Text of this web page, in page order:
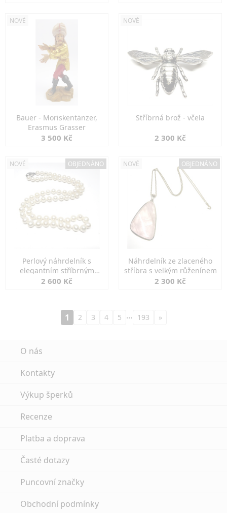
NOVÉ
Bauer - Moriskentänzer,
Erasmus Grasser
3 500 Kč
NOVÉ
Stříbrná brož - včela
2 300 Kč
NOVÉ OBJEDNÁNO
Perlový náhrdelník s
elegantním stříbrným
zapínáním
2 600 Kč
NOVÉ OBJEDNÁNO
Náhrdelník ze zlaceného
stříbra s velkým růženínem
2 300 Kč
1 2 3 4 5 … 193 »
O nás
Kontakty
Výkup šperků
Recenze
Platba a doprava
Časté dotazy
Puncovní značky
Obchodní podmínky